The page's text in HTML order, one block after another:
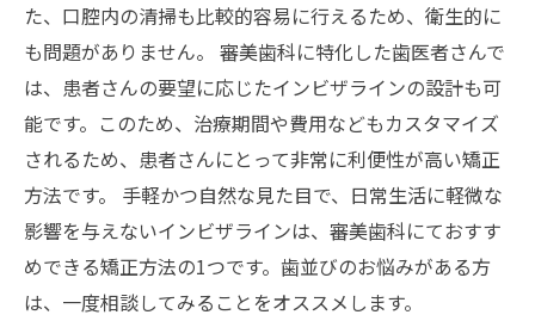
た、口腔内の清掃も比較的容易に行えるため、衛生的に
も問題がありません。 審美歯科に特化した歯医者さんで
は、患者さんの要望に応じたインビザラインの設計も可
能です。このため、治療期間や費用などもカスタマイズ
されるため、患者さんにとって非常に利便性が高い矯正
方法です。 手軽かつ自然な見た目で、日常生活に軽微な
影響を与えないインビザラインは、審美歯科にておすす
めできる矯正方法の1つです。歯並びのお悩みがある方
は、一度相談してみることをオススメします。